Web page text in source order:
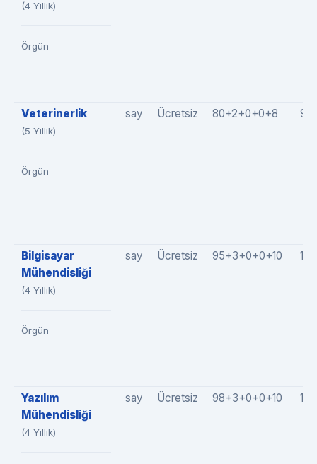
(4 Yıllık)
Örgün
Veterinerlik
(5 Yıllık)
Örgün
say Ücretsiz 80+2+0+0+8
Bilgisayar
Mühendisliği
(4 Yıllık)
Örgün
say Ücretsiz 95+3+0+0+10
Yazılım
Mühendisliği
(4 Yıllık)
say Ücretsiz 98+3+0+0+10